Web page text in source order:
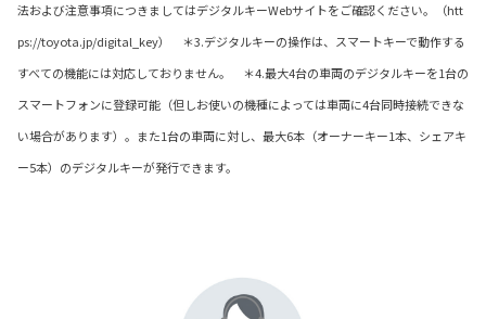
法および注意事項につきましてはデジタルキーWebサイトをご確認ください。（htt
ps://toyota.jp/digital_key） ＊3.デジタルキーの操作は、スマートキーで動作する
すべての機能には対応しておりません。 ＊4.最大4台の車両のデジタルキーを1台の
スマートフォンに登録可能（但しお使いの機種によっては車両に4台同時接続できな
い場合があります）。また1台の車両に対し、最大6本（オーナーキー1本、シェアキ
ー5本）のデジタルキーが発行できます。